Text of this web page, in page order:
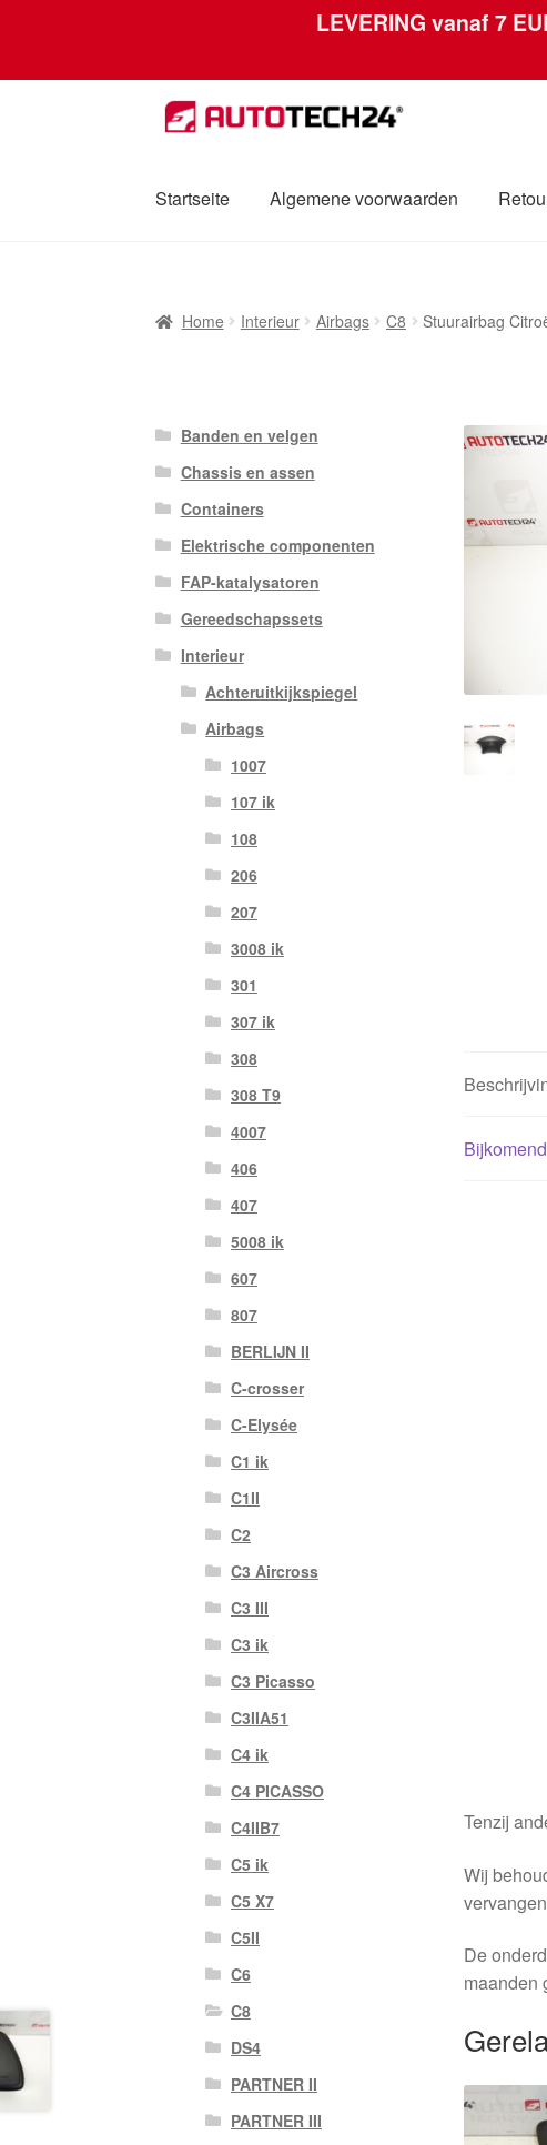
LEVERING vanaf 7
Skip
to
Skip
to
Startseite Algemene voorwaarden
Mijn accountOver onsPrivacybeleid
Home Interieur Airbags C8 Stuurairbag
Tenzij
Wij
De
maanden
Banden en velgen
Chassis en assen
Containers
Elektrische componenten
FAP-katalysatoren
Gereedschapssets
Interieur
Achteruitkijkspiegel
Airbags
1007
107 ik
108
206
207
3008 ik
301
307 ik
308
308 T9
4007
406
407
5008 ik
607
807
BERLIJN II
C-crosser
C-Elysée
C1 ik
C1II
C2
C3 Aircross
C3 III
C3 ik
C3 Picasso
C3IIA51
C4 ik
C4 PICASSO
C4IIB7
C5 ik
C5 X7
C5II
C6
C8
DS4
PARTNER II
PARTNER III